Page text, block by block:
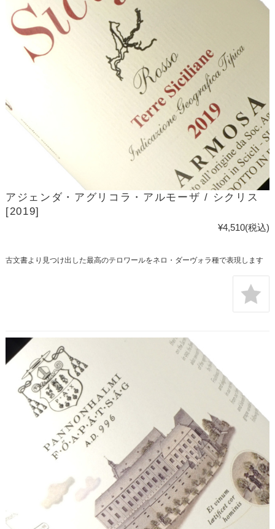
アジェンダ・アグリコラ・アルモーザ / シクリス
[2019]
¥4,510(税込)
古文書より見つけ出した最高のテロワールをネロ・ダーヴォラ種で表現します